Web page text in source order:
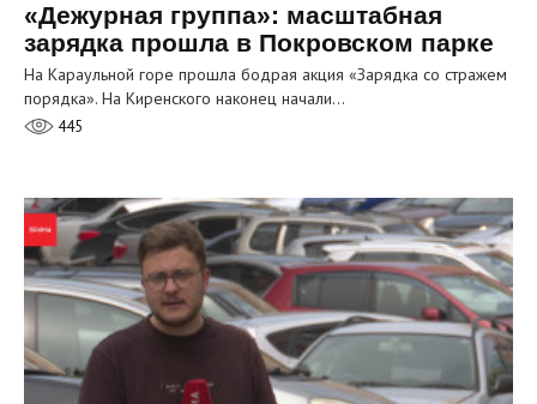
«Дежурная группа»: масштабная
зарядка прошла в Покровском парке
На Караульной горе прошла бодрая акция «Зарядка со стражем
порядка». На Киренского наконец начали…
445